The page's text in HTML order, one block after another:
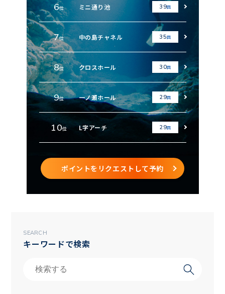
6位 ミニ通り池 39回
7位 中の島チャネル 35回
8位 クロスホール 30回
9位 一ノ瀬ホール 29回
10位 L字アーチ 29回
ポイントをリクエストして予約
SEARCH
キーワードで検索